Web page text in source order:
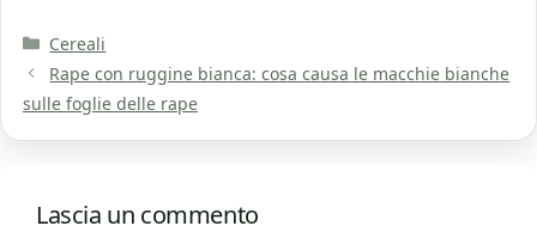
Categorie
Cereali
Rape con ruggine bianca: cosa causa le macchie bianche
sulle foglie delle rape
Lascia un commento